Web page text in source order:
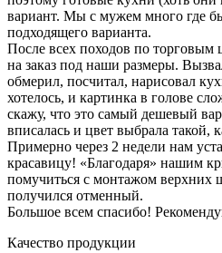
вариант. Мы с мужем много где
подходящего варианта.
После всех походов по
на заказ под наши размеры.
обмерил, посчитал, нарисовал
хотелось, и картинка в голове
скажу, что это самый дешевый
вписалась и цвет выбрала такой,
Примерно через 2 недели нам
красавицу! «Благодаря» нашим
помучиться с монтажом верхних
получился отменный.
Большое всем спасибо!
Качество продукции